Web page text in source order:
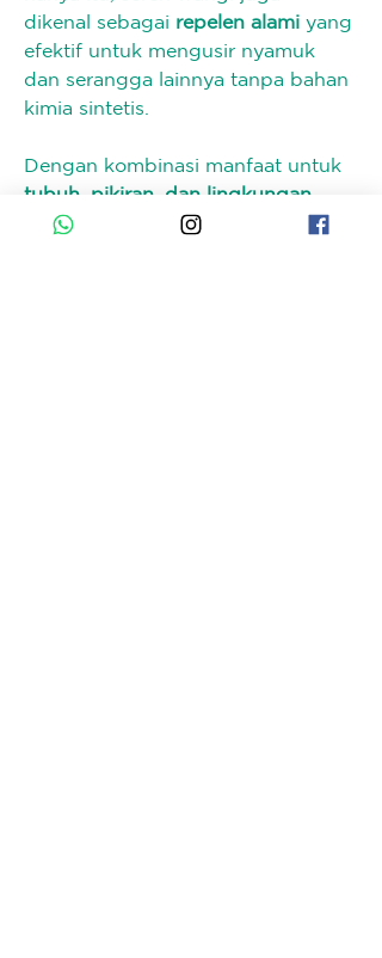
dikenal sebagai repelen alami yang
efektif untuk mengusir nyamuk
dan serangga lainnya tanpa bahan
kimia sintetis.
Dengan kombinasi manfaat untuk
tubuh, pikiran, dan lingkungan
minyak atsiri sereh wangi menjadi